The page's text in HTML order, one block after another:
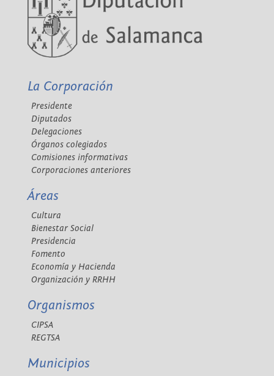
La Corporación
Presidente
Diputados
Delegaciones
Órganos colegiados
Comisiones informativas
Corporaciones anteriores
Áreas
Cultura
Bienestar Social
Presidencia
Fomento
Economía y Hacienda
Organización y RRHH
Organismos
CIPSA
REGTSA
Municipios